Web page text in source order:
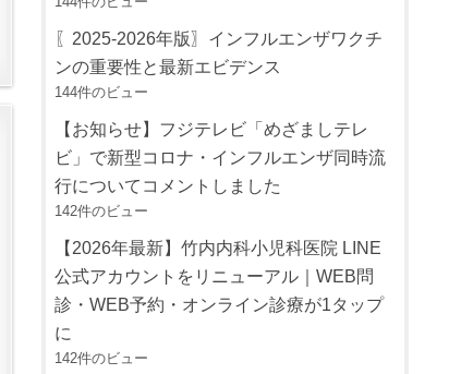
〖2025-2026年版〗インフルエンザワクチ
ンの重要性と最新エビデンス
144件のビュー
【お知らせ】フジテレビ「めざましテレ
ビ」で新型コロナ・インフルエンザ同時流
行についてコメントしました
142件のビュー
【2026年最新】竹内内科小児科医院 LINE
公式アカウントをリニューアル｜WEB問
診・WEB予約・オンライン診療が1タップ
に
142件のビュー